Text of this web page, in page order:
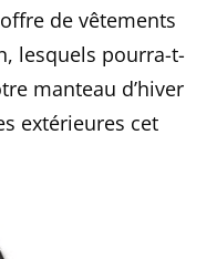
de vêtements
lesquels pourra-t-
manteau d’hiver
extérieures cet